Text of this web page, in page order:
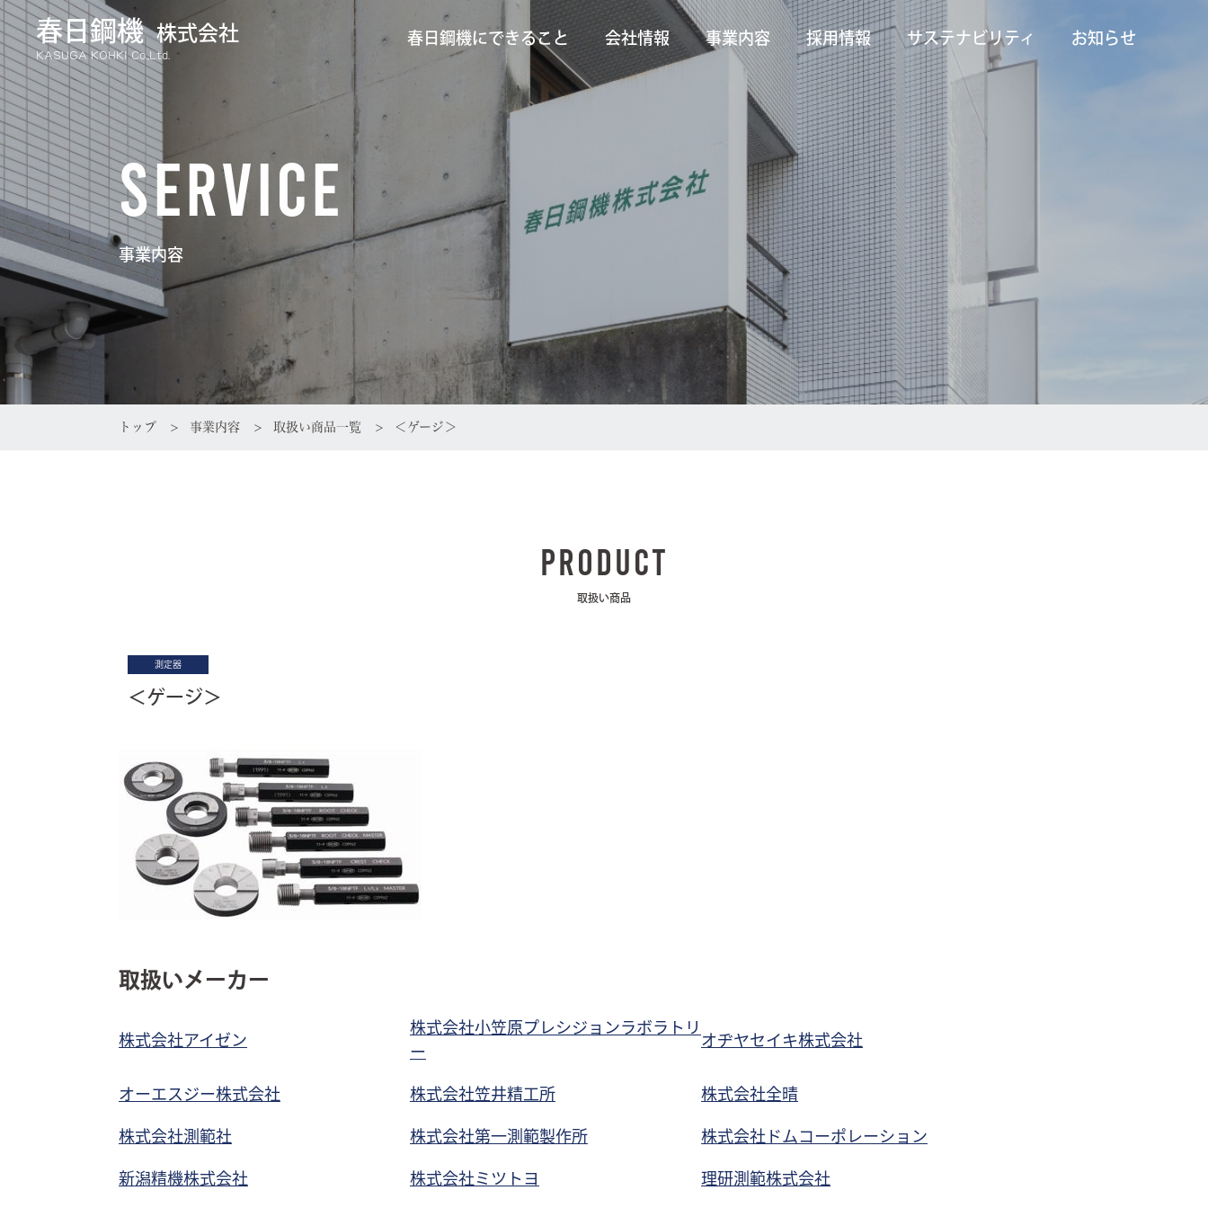
春日鋼機 株式会社
KASUGA KOHKI Co.,Ltd.
春日鋼機にできること 会社情報 事業内容 採用情報 サステナビリティ お知らせ
SERVICE
事業内容
トップ 事業内容 取扱い商品一覧 ＜ゲージ＞
PRODUCT
取扱い商品
測定器
＜ゲージ＞
取扱いメーカー
株式会社アイゼン
株式会社小笠原プレシジョンラボラトリ
ー
オヂヤセイキ株式会社
オーエスジー株式会社 株式会社笠井精工所
株式会社全晴
株式会社測範社
株式会社第一測範製作所
株式会社ドムコーポレーション
新潟精機株式会社
株式会社ミツトヨ 理研測範株式会社